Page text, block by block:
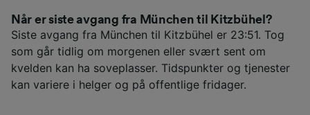
Når er siste avgang fra München til Kitzbühel?
Siste avgang fra München til Kitzbühel er 23:51. Tog
som går tidlig om morgenen eller svært sent om
kvelden kan ha soveplasser. Tidspunkter og tjenester
kan variere i helger og på offentlige fridager.